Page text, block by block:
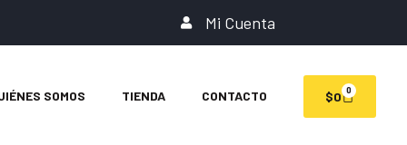
Mi Cuenta
SOMOS TIENDA CONTACTO $0 0